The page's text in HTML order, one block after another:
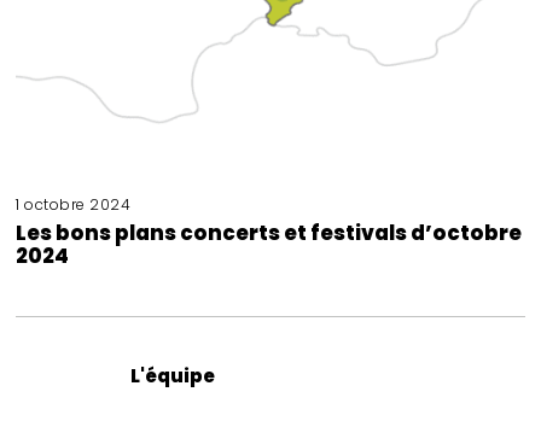
1 octobre 2024
Les bons plans concerts et festivals d’octobre
2024
L'équipe